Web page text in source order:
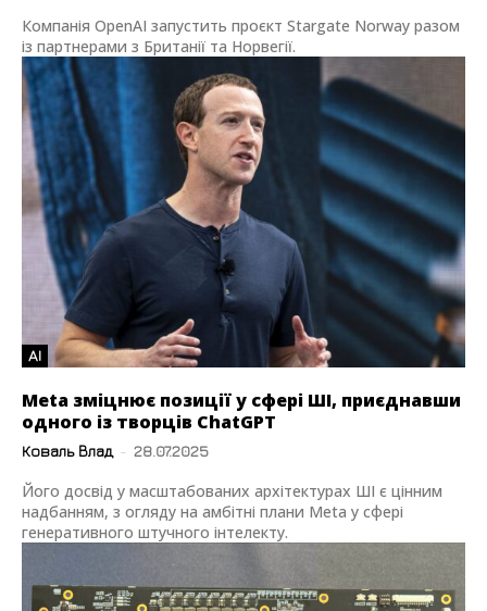
Компанія OpenAI запустить проєкт Stargate Norway разом
із партнерами з Британії та Норвегії.
AI
Meta зміцнює позиції у сфері ШІ, приєднавши
одного із творців ChatGPT
Коваль Влад - 28.07.2025
Його досвід у масштабованих архітектурах ШІ є цінним
надбанням, з огляду на амбітні плани Meta у сфері
генеративного штучного інтелекту.